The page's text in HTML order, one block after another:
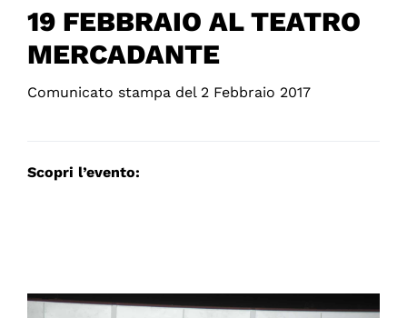
19 FEBBRAIO AL TEATRO
MERCADANTE
Comunicato stampa del 2 Febbraio 2017
Scopri l’evento: